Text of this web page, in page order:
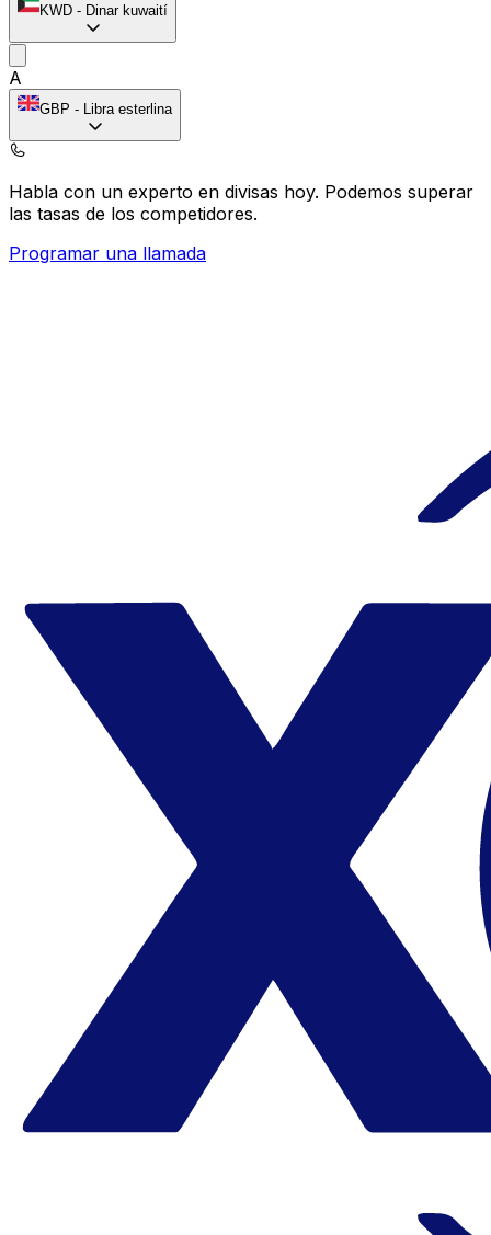
KWD - Dinar kuwaití
A
GBP - Libra esterlina
Habla con un experto en divisas hoy. Podemos superar
las tasas de los competidores.
Programar una llamada